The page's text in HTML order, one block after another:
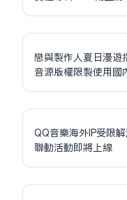
戀與製作人夏日漫遊
音源版權限制使用國
QQ音樂海外IP受限
聯動活動即將上線